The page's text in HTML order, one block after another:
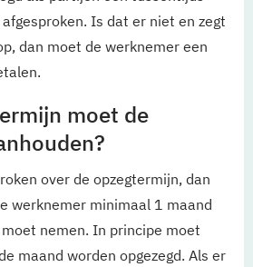
Is dat er niet en zegt
dan moet de werknemer een
moet de
over de opzegtermijn, dan
werknemer minimaal 1 maand
nemen. In principe moet
maand worden opgezegd. Als er